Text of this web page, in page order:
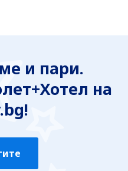
и пари.
на